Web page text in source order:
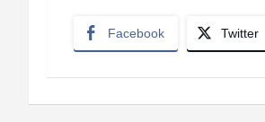
Facebook Twitter